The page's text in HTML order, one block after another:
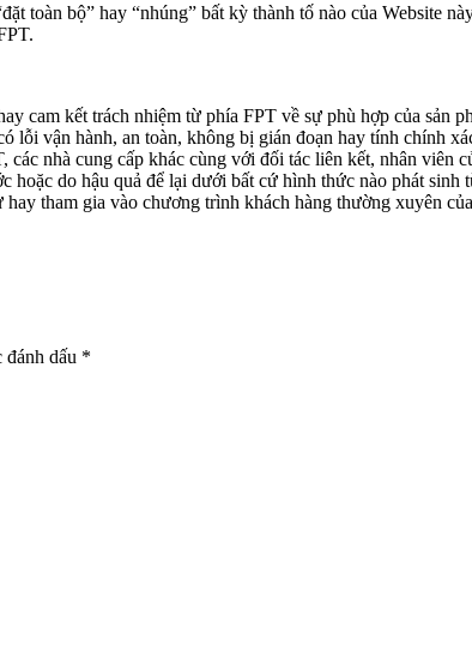
toàn bộ” hay “nhúng” bất kỳ thành tố nào của Website
cam kết trách nhiệm từ phía FPT về sự phù hợp của sản
lỗi vận hành, an toàn, không bị gián đoạn hay tính chính
nhà cung cấp khác cùng với đối tác liên kết, nhân viên
do hậu quả để lại dưới bất cứ hình thức nào phát
tham gia vào chương trình khách hàng thường xuyên
dấu *